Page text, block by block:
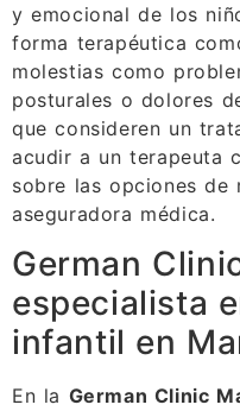
y emocional de los
forma terapéutica
molestias como
posturales o dolores
que consideren un
acudir a un terapeuta
sobre las opciones de
aseguradora médica.
German
especialista
infantil en
En la German Clinic